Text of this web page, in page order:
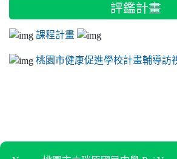
評鑑計畫
課程計畫
桃園市健康促進學校計畫輔導訪